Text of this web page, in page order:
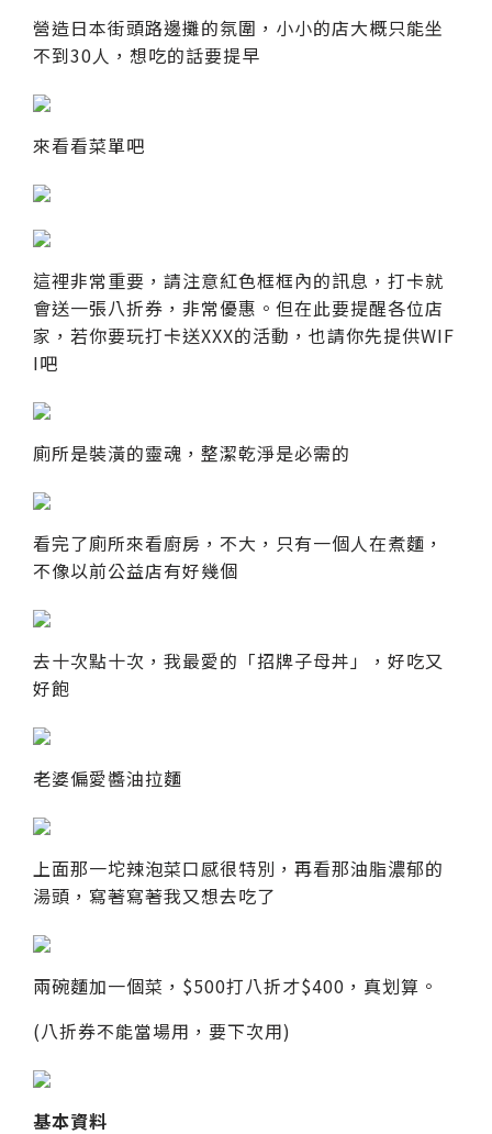
營造日本街頭路邊攤的氛圍，小小的店大概只能坐
不到30人，想吃的話要提早
來看看菜單吧
這裡非常重要，請注意紅色框框內的訊息，打卡就
會送一張八折券，非常優惠。但在此要提醒各位店
家，若你要玩打卡送XXX的活動，也請你先提供WIF
I吧
廁所是裝潢的靈魂，整潔乾淨是必需的
看完了廁所來看廚房，不大，只有一個人在煮麵，
不像以前公益店有好幾個
去十次點十次，我最愛的「招牌子母丼」，好吃又
好飽
老婆偏愛醬油拉麵
上面那一坨辣泡菜口感很特別，再看那油脂濃郁的
湯頭，寫著寫著我又想去吃了
兩碗麵加一個菜，$500打八折才$400，真划算。
(八折券不能當場用，要下次用)
基本資料